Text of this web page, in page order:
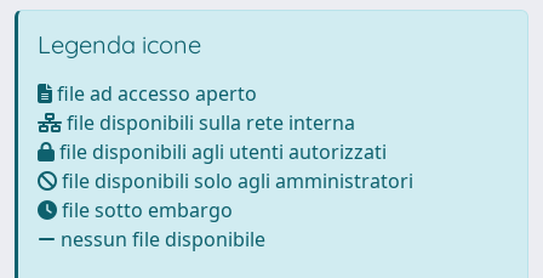
Legenda icone
file ad accesso aperto
file disponibili sulla rete interna
file disponibili agli utenti autorizzati
file disponibili solo agli amministratori
file sotto embargo
nessun file disponibile